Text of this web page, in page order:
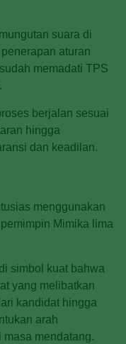
suara di
aturan
memadati TPS
berjalan sesuai
hingga
dan keadilan.
menggunakan
Mimika lima
simbol kuat bahwa
yang melibatkan
kandidat hingga
arah
mendatang.